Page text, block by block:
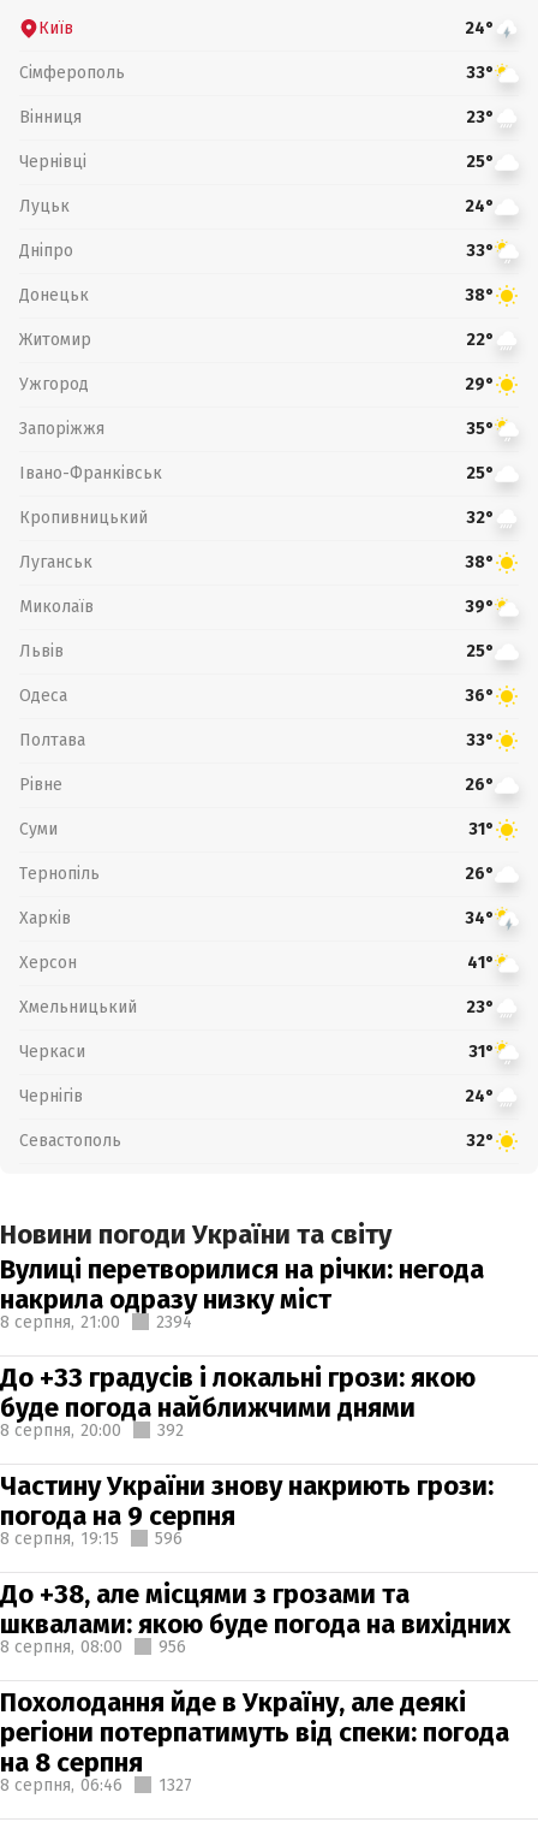
Київ 24°
Сімферополь 33°
Вінниця 23°
Чернівці 25°
Луцьк 24°
Дніпро 33°
Донецьк 38°
Житомир 22°
Ужгород 29°
Запоріжжя 35°
Івано-Франківськ 25°
Кропивницький 32°
Луганськ 38°
Миколаїв 39°
Львів 25°
Одеса 36°
Полтава 33°
Рівне 26°
Суми 31°
Тернопіль 26°
Харків 34°
Херсон 41°
Хмельницький 23°
Черкаси 31°
Чернігів 24°
Севастополь 32°
Новини погоди України та світу
Вулиці перетворилися на річки: негода
накрила одразу низку міст
8 серпня, 21:00 2394
До +33 градусів і локальні грози: якою
буде погода найближчими днями
8 серпня, 20:00 392
Частину України знову накриють грози:
погода на 9 серпня
8 серпня, 19:15 596
До +38, але місцями з грозами та
шквалами: якою буде погода на вихідних
8 серпня, 08:00 956
Похолодання йде в Україну, але деякі
регіони потерпатимуть від спеки: погода
на 8 серпня
8 серпня, 06:46 1327